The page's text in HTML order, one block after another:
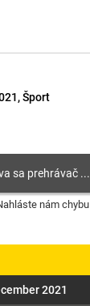
Šport
nám chybu
2021